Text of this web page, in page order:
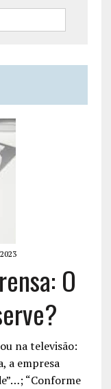
O
na televisão:
a empresa
“Conforme